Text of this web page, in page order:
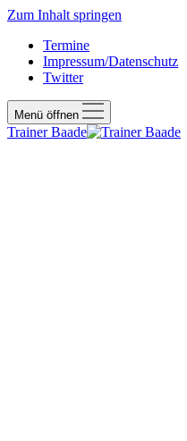
Zum Inhalt springen
Termine
Impressum/Datenschutz
Twitter
Menü öffnen
Trainer Baade